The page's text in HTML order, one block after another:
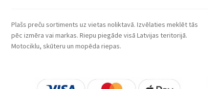
Plašs preču sortiments uz vietas noliktavā. Izvēlaties meklēt tās
pēc izmēra vai markas. Riepu piegāde visā Latvijas teritorijā.
Motociklu, skūteru un mopēda riepas.